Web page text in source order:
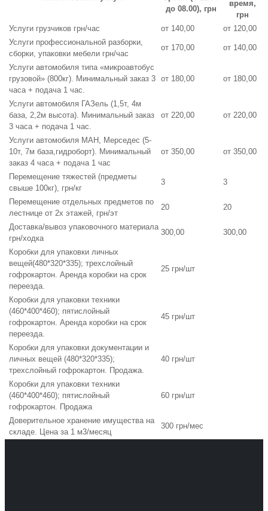
до 08.00), грн
время,
грн
Услуги грузчиков грн/час
от 140,00
от 120,00
Услуги профессиональной разборки,
сборки, упаковки мебели грн/час
от 170,00 от 140,00
Услуги автомобиля типа «микроавтобус
грузовой» (800кг). Минимальный заказ 3
часа + подача 1 час.
от 180,00 от 180,00
Услуги автомобиля ГАЗель (1,5т, 4м
база, 2,2м высота). Минимальный заказ
3 часа + подача 1 час.
от 220,00 от 220,00
Услуги автомобиля МАН, Мерседес (5-
10т, 7м база,гидроборт). Минимальный
заказ 4 часа + подача 1 час
от 350,00 от 350,00
Перемещение тяжестей (предметы
свыше 100кг), грн/кг
3 3
Перемещение отдельных предметов по
лестнице от 2х этажей, грн/эт
20 20
Доставка/вывоз упаковочного материала
грн/ходка
300,00 300,00
Коробки для упаковки личных
вещей(480*320*335); трехслойный
гофрокартон. Аренда коробки на срок
переезда.
25 грн/шт
Коробки для упаковки техники
(460*400*460); пятислойный
гофрокартон. Аренда коробки на срок
переезда.
45 грн/шт
Коробки для упаковки документации и
личных вещей (480*320*335);
трехслойный гофрокартон. Продажа.
40 грн/шт
Коробки для упаковки техники
(460*400*460); пятислойный
гофрокартон. Продажа
60 грн/шт
Доверительное хранение имущества на
складе. Цена за 1 м3/месяц
300 грн/мес